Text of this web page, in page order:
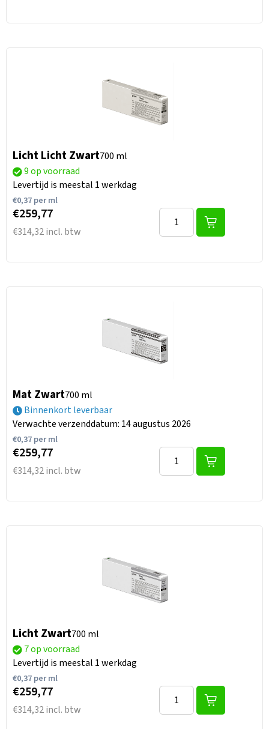
Licht Licht Zwart700 ml
9 op voorraad
Levertijd is meestal 1 werkdag
€0,37per ml
€259,77
€314,32 incl. btw
Mat Zwart700 ml
Binnenkort leverbaar
Verwachte verzenddatum: 14 augustus 2026
€0,37per ml
€259,77
€314,32 incl. btw
Licht Zwart700 ml
7 op voorraad
Levertijd is meestal 1 werkdag
€0,37per ml
€259,77
€314,32 incl. btw